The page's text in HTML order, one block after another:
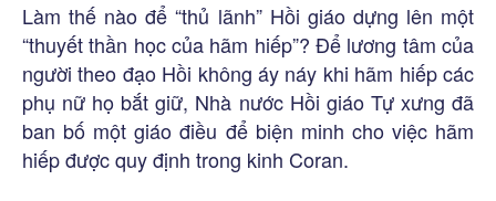
Làm thế nào để “thủ lãnh” Hồi giáo dựng lên một
“thuyết thần học của hãm hiếp”? Để lương tâm của
người theo đạo Hồi không áy náy khi hãm hiếp các
phụ nữ họ bắt giữ, Nhà nước Hồi giáo Tự xưng đã
ban bố một giáo điều để biện minh cho việc hãm
hiếp được quy định trong kinh Coran.